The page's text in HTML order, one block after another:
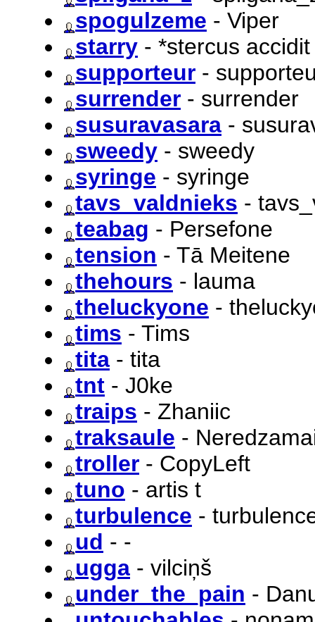
spogulzeme - Viper
starry - *stercus accidit
supporteur -
surrender - surrender
susuravasara -
sweedy - sweedy
syringe - syringe
tavs_valdnieks -
teabag - Persefone
tension - Tā Meitene
thehours - lauma
theluckyone -
tims - Tims
tita - tita
tnt - J0ke
traips - Zhaniic
traksaule -
troller - CopyLeft
tuno - artis t
turbulence -
ud - -
ugga - vilciņš
under_the_pain -